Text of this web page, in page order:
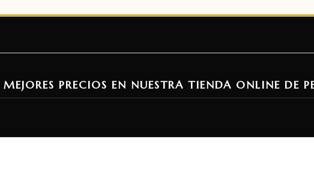
MEJORES PRECIOS EN NUESTRA TIENDA ONLINE DE